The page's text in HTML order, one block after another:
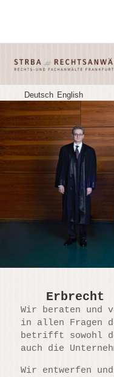
Deutsch English
Erbrecht
Wir beraten und
in allen Fragen
betrifft sowohl
auch die
Wir entwerfen